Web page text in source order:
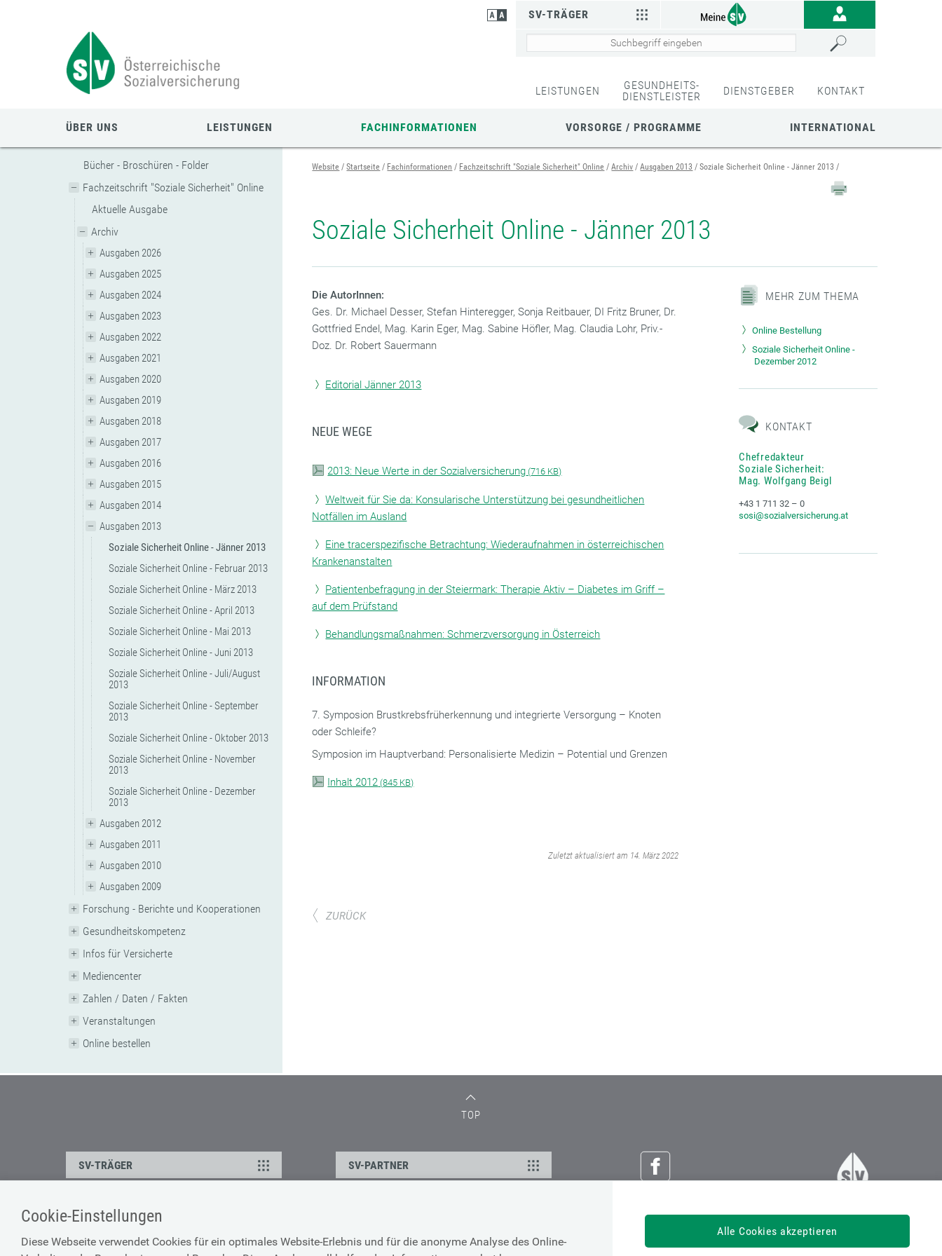
Cookie-Einstellungen
Diese Webseite verwendet Cookies für ein optimales Website-Erlebnis und für die anonyme Analyse des Online-
Alle Cookies akzeptieren
SV-TRÄGER
LEISTUNGEN
GESUNDHEITS-
DIENSTLEISTER
DIENSTGEBER KONTAKT
ÜBER UNS LEISTUNGEN FACHINFORMATIONEN VORSORGE / PROGRAMME INTERNATIONAL
Bücher - Broschüren - Folder
Fachzeitschrift "Soziale Sicherheit" Online
Aktuelle Ausgabe
Archiv
Ausgaben 2026
Ausgaben 2025
Ausgaben 2024
Ausgaben 2023
Ausgaben 2022
Ausgaben 2021
Ausgaben 2020
Ausgaben 2019
Ausgaben 2018
Ausgaben 2017
Ausgaben 2016
Ausgaben 2015
Ausgaben 2014
Ausgaben 2013
Soziale Sicherheit Online - Jänner 2013
Soziale Sicherheit Online - Februar 2013
Soziale Sicherheit Online - März 2013
Soziale Sicherheit Online - April 2013
Soziale Sicherheit Online - Mai 2013
Soziale Sicherheit Online - Juni 2013
Soziale Sicherheit Online - Juli/August
2013
Soziale Sicherheit Online - September
2013
Soziale Sicherheit Online - Oktober 2013
Soziale Sicherheit Online - November
2013
Soziale Sicherheit Online - Dezember
2013
Ausgaben 2012
Ausgaben 2011
Ausgaben 2010
Ausgaben 2009
Forschung - Berichte und Kooperationen
Gesundheitskompetenz
Infos für Versicherte
Mediencenter
Zahlen / Daten / Fakten
Veranstaltungen
Online bestellen
Website Startseite Fachinformationen Fachzeitschrift "Soziale Sicherheit" Online Archiv Ausgaben 2013 Soziale Sicherheit Online - Jänner 2013
Soziale Sicherheit Online - Jänner 2013
Die AutorInnen:
Ges. Dr. Michael Desser, Stefan Hinteregger, Sonja Reitbauer, DI Fritz Bruner, Dr.
Gottfried Endel, Mag. Karin Eger, Mag. Sabine Höfler, Mag. Claudia Lohr, Priv.-
Doz. Dr. Robert Sauermann
Editorial Jänner 2013
NEUE WEGE
2013: Neue Werte in der Sozialversicherung (716 KB)
Weltweit für Sie da: Konsularische Unterstützung bei gesundheitlichen
Notfällen im Ausland
Eine tracerspezifische Betrachtung: Wiederaufnahmen in österreichischen
Krankenanstalten
Patientenbefragung in der Steiermark: Therapie Aktiv – Diabetes im Griff –
auf dem Prüfstand
Behandlungsmaßnahmen: Schmerzversorgung in Österreich
INFORMATION
7. Symposion Brustkrebsfrüherkennung und integrierte Versorgung – Knoten
oder Schleife?
Symposion im Hauptverband: Personalisierte Medizin – Potential und Grenzen
Inhalt 2012 (845 KB)
‌Zuletzt aktualisiert am 14. März 2022
MEHR ZUM THEMA
Online Bestellung
Soziale Sicherheit Online -
Dezember 2012
KONTAKT
Chefredakteur
Soziale Sicherheit:
Mag. Wolfgang Beigl
+43 1 711 32 – 0
sosi@sozialversicherung.at
ZURÜCK
TOP
Österreichische Sozialversicherung
Dachverband der Sozialversicherungsträger
SV-TRÄGER SV-PARTNER
ÜBER UNS
Kontakt Barrierefreiheitserklärung Cookie-Erklärung